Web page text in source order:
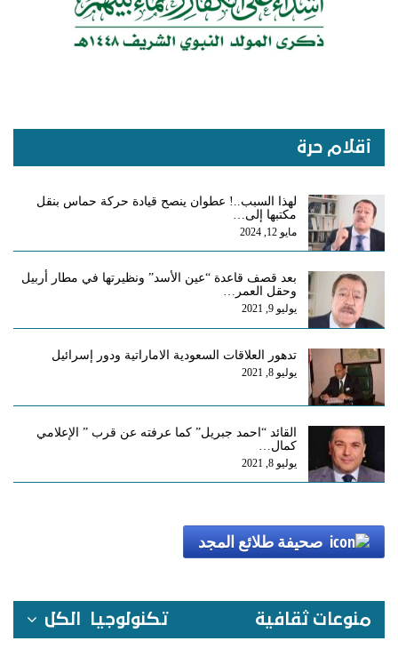
أقلام حرة
لهذا السبب..! عطوان ينصح قيادة حركة حماس بنقل
مكتبها إلى…
مايو 12, 2024
بعد قصف قاعدة “عين الأسد” ونظيرتها في مطار أربيل
وحقل العمر…
يوليو 9, 2021
تدهور العلاقات السعودية الاماراتية ودور إسرائيل
يوليو 8, 2021
القائد “احمد جبريل” كما عرفته عن قرب ” الإعلامي
كمال…
يوليو 8, 2021
صحيفة طلائع المجد
الكل منوعات ثقافية تكنولوجيا